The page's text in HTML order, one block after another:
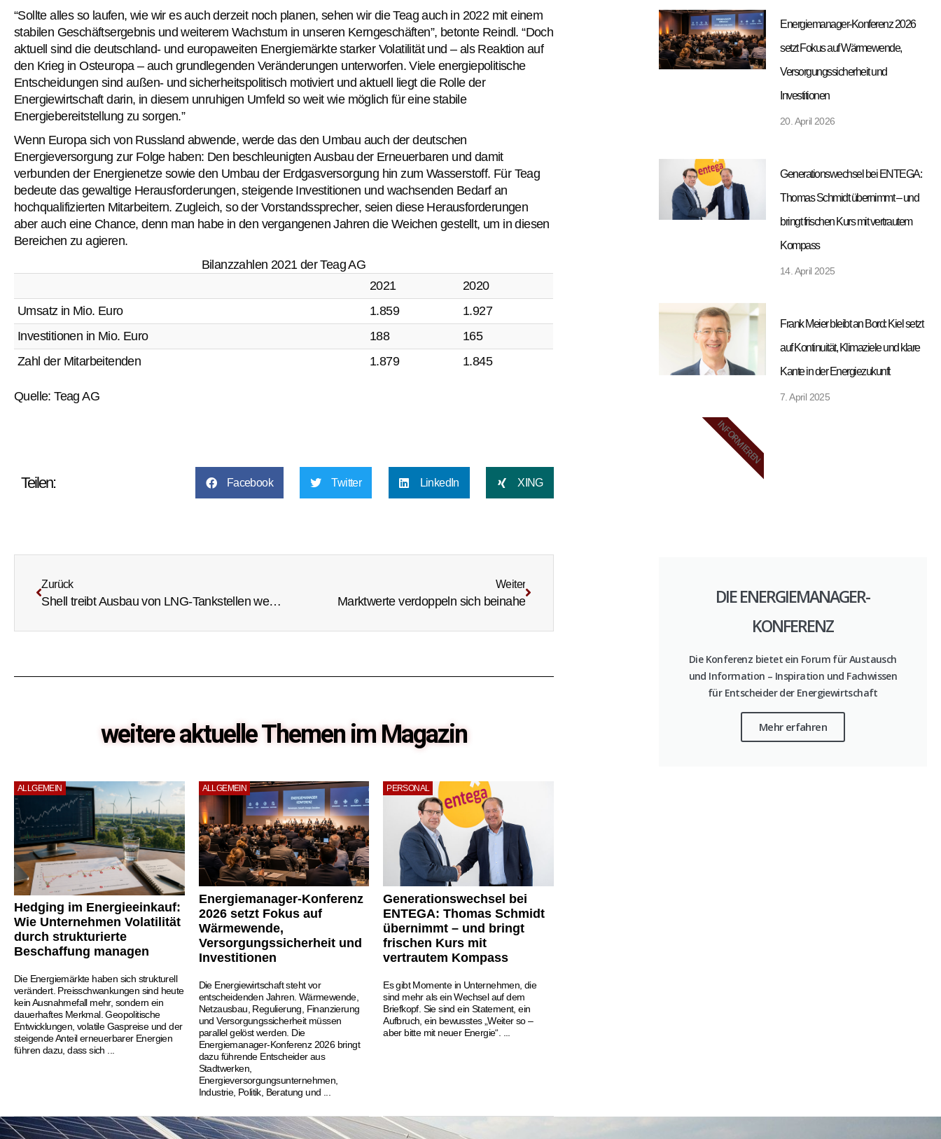
“Sollte alles so laufen, wie wir es auch derzeit noch planen, sehen wir die Teag auch in 2022 mit einem
stabilen Geschäftsergebnis und weiterem Wachstum in unseren Kerngeschäften”, betonte Reindl. “Doch
aktuell sind die deutschland- und europaweiten Energiemärkte starker Volatilität und – als Reaktion auf
den Krieg in Osteuropa – auch grundlegenden Veränderungen unterworfen. Viele energiepolitische
Entscheidungen sind außen- und sicherheitspolitisch motiviert und aktuell liegt die Rolle der
Energiewirtschaft darin, in diesem unruhigen Umfeld so weit wie möglich für eine stabile
Energiebereitstellung zu sorgen.”
Wenn Europa sich von Russland abwende, werde das den Umbau auch der deutschen
Energieversorgung zur Folge haben: Den beschleunigten Ausbau der Erneuerbaren und damit
verbunden der Energienetze sowie den Umbau der Erdgasversorgung hin zum Wasserstoff. Für Teag
bedeute das gewaltige Herausforderungen, steigende Investitionen und wachsenden Bedarf an
hochqualifizierten Mitarbeitern. Zugleich, so der Vorstandssprecher, seien diese Herausforderungen
aber auch eine Chance, denn man habe in den vergangenen Jahren die Weichen gestellt, um in diesen
Bereichen zu agieren.
Bilanzzahlen 2021 der Teag AG
2021
2020
Umsatz in Mio. Euro
1.859
1.927
Investitionen in Mio. Euro
188
165
Zahl der Mitarbeitenden
1.879 1.845
Quelle: Teag AG
Teilen: Facebook Twitter LinkedIn XING
Zurück
Shell treibt Ausbau von LNG-Tankstellen weiter voran
Weiter
Marktwerte verdoppeln sich beinahe
weitere aktuelle Themen im Magazin
ALLGEMEIN
Hedging im Energieeinkauf:
Wie Unternehmen Volatilität
durch strukturierte
Beschaffung managen
Die Energiemärkte haben sich strukturell
verändert. Preisschwankungen sind heute
kein Ausnahmefall mehr, sondern ein
dauerhaftes Merkmal. Geopolitische
Entwicklungen, volatile Gaspreise und der
steigende Anteil erneuerbarer Energien
führen dazu, dass sich ...
ALLGEMEIN
Energiemanager-Konferenz
2026 setzt Fokus auf
Wärmewende,
Versorgungssicherheit und
Investitionen
Die Energiewirtschaft steht vor
entscheidenden Jahren. Wärmewende,
Netzausbau, Regulierung, Finanzierung
und Versorgungssicherheit müssen
parallel gelöst werden. Die
Energiemanager-Konferenz 2026 bringt
dazu führende Entscheider aus
Stadtwerken,
Energieversorgungsunternehmen,
Industrie, Politik, Beratung und ...
PERSONAL
Generationswechsel bei
ENTEGA: Thomas Schmidt
übernimmt – und bringt
frischen Kurs mit
vertrautem Kompass
Es gibt Momente in Unternehmen, die
sind mehr als ein Wechsel auf dem
Briefkopf. Sie sind ein Statement, ein
Aufbruch, ein bewusstes „Weiter so –
aber bitte mit neuer Energie“. ...
Energiemanager-Konferenz 2026
setzt Fokus auf Wärmewende,
Versorgungssicherheit und
Investitionen
20. April 2026
Generationswechsel bei ENTEGA:
Thomas Schmidt übernimmt – und
bringt frischen Kurs mit vertrautem
Kompass
14. April 2025
Frank Meier bleibt an Bord: Kiel setzt
auf Kontinuität, Klimaziele und klare
Kante in der Energiezukunft
7. April 2025
DIE ENERGIEMANAGER-
KONFERENZ
Die Konferenz bietet ein Forum für Austausch
und Information – Inspiration und Fachwissen
für Entscheider der Energiewirtschaft
Mehr erfahren
INFORMIEREN